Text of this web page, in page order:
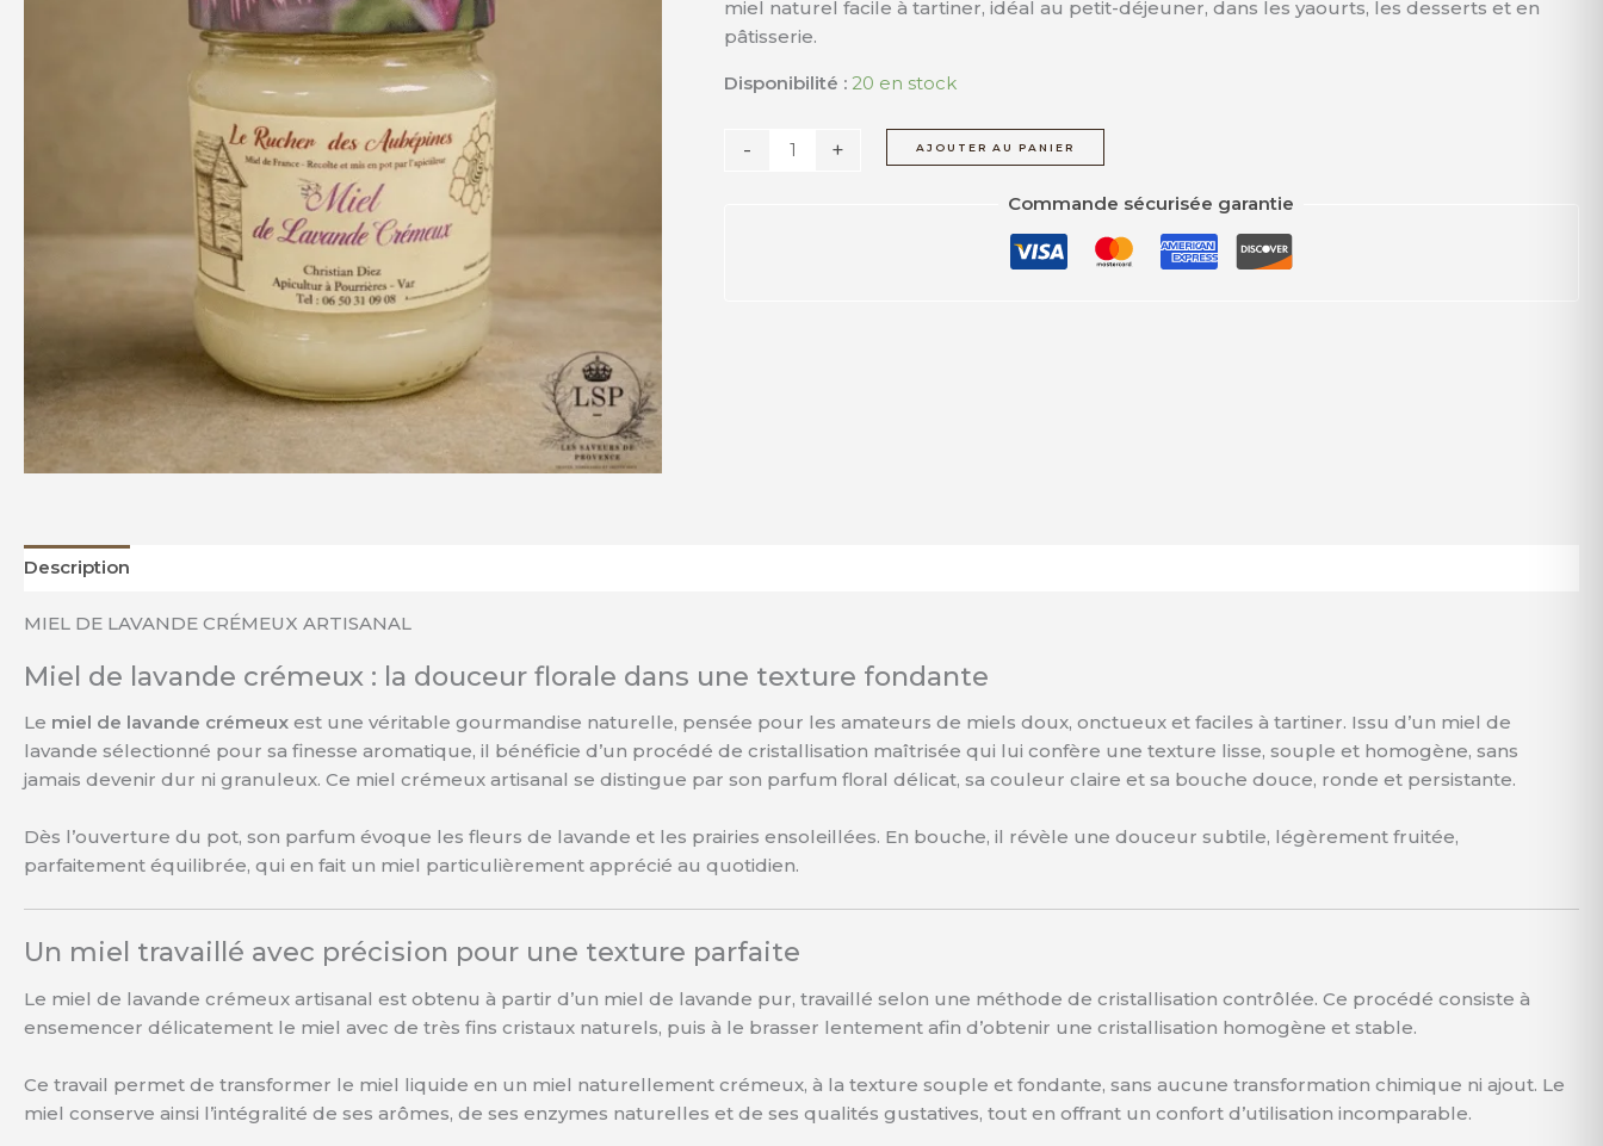
miel naturel facile à tartiner, idéal au petit-déjeuner, dans les yaourts, les desserts et en
pâtisserie.
Disponibilité : 20 en stock
-
artisanal
+ AJOUTER AU PANIER
Commande sécurisée garantie
Description
MIEL DE LAVANDE CRÉMEUX ARTISANAL
Miel de lavande crémeux : la douceur florale dans une texture fondante
Le miel de lavande crémeux est une véritable gourmandise naturelle, pensée pour les amateurs de miels doux, onctueux et faciles à tartiner. Issu d’un miel de
lavande sélectionné pour sa finesse aromatique, il bénéficie d’un procédé de cristallisation maîtrisée qui lui confère une texture lisse, souple et homogène, sans
jamais devenir dur ni granuleux. Ce miel crémeux artisanal se distingue par son parfum floral délicat, sa couleur claire et sa bouche douce, ronde et persistante.
Dès l’ouverture du pot, son parfum évoque les fleurs de lavande et les prairies ensoleillées. En bouche, il révèle une douceur subtile, légèrement fruitée,
parfaitement équilibrée, qui en fait un miel particulièrement apprécié au quotidien.
Un miel travaillé avec précision pour une texture parfaite
Le miel de lavande crémeux artisanal est obtenu à partir d’un miel de lavande pur, travaillé selon une méthode de cristallisation contrôlée. Ce procédé consiste à
ensemencer délicatement le miel avec de très fins cristaux naturels, puis à le brasser lentement afin d’obtenir une cristallisation homogène et stable.
Ce travail permet de transformer le miel liquide en un miel naturellement crémeux, à la texture souple et fondante, sans aucune transformation chimique ni ajout. Le
miel conserve ainsi l’intégralité de ses arômes, de ses enzymes naturelles et de ses qualités gustatives, tout en offrant un confort d’utilisation incomparable.